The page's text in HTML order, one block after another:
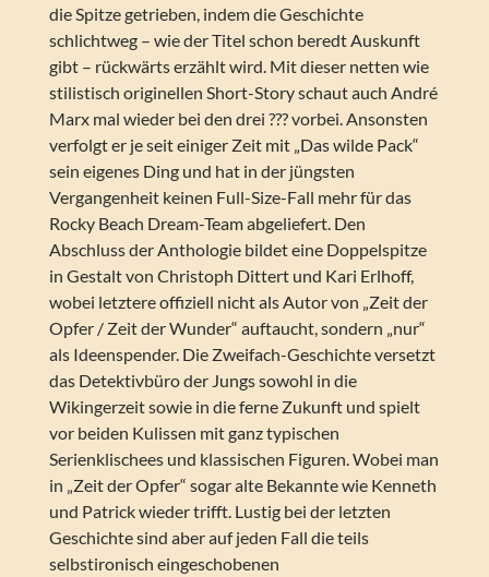
die Spitze getrieben, indem die Geschichte
schlichtweg – wie der Titel schon beredt Auskunft
gibt – rückwärts erzählt wird. Mit dieser netten wie
stilistisch originellen Short-Story schaut auch André
Marx mal wieder bei den drei ??? vorbei. Ansonsten
verfolgt er je seit einiger Zeit mit „Das wilde Pack“
sein eigenes Ding und hat in der jüngsten
Vergangenheit keinen Full-Size-Fall mehr für das
Rocky Beach Dream-Team abgeliefert. Den
Abschluss der Anthologie bildet eine Doppelspitze
in Gestalt von Christoph Dittert und Kari Erlhoff,
wobei letztere offiziell nicht als Autor von „Zeit der
Opfer / Zeit der Wunder“ auftaucht, sondern „nur“
als Ideenspender. Die Zweifach-Geschichte versetzt
das Detektivbüro der Jungs sowohl in die
Wikingerzeit sowie in die ferne Zukunft und spielt
vor beiden Kulissen mit ganz typischen
Serienklischees und klassischen Figuren. Wobei man
in „Zeit der Opfer“ sogar alte Bekannte wie Kenneth
und Patrick wieder trifft. Lustig bei der letzten
Geschichte sind aber auf jeden Fall die teils
selbstironisch eingeschobenen